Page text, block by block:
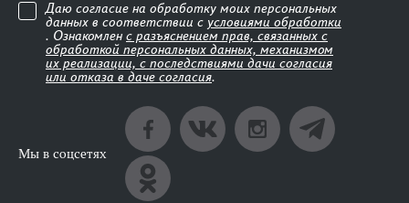
Даю согласие на обработку моих персональных
данных в соответствии с условиями обработки
. Ознакомлен с разъяснением прав, связанных с
обработкой персональных данных, механизмом
их реализации, с последствиями дачи согласия
или отказа в даче согласия.
Мы в соцсетях